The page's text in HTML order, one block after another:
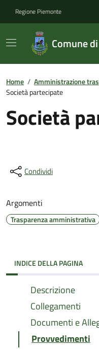
Regione Piemonte
Comune
Home / Amministrazione
Società partecipate
Società
Condividi
Argomenti
Trasparenza amministrativa
INDICE DELLA PAGINA
Descrizione
Collegamenti
Documenti e
Provvedimenti